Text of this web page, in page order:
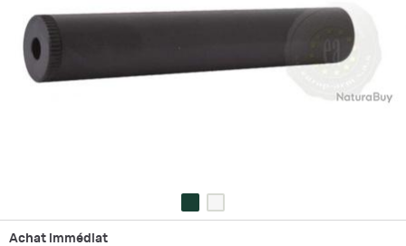
Achat immédiat